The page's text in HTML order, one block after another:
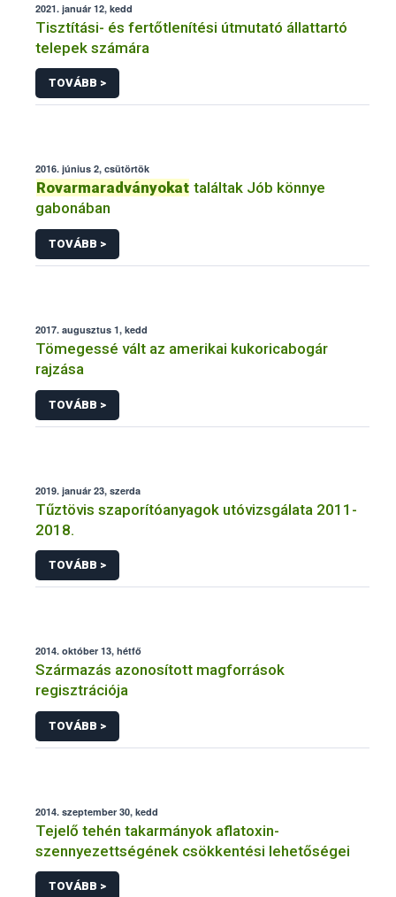
2021. január 12, kedd
Tisztítási- és fertőtlenítési útmutató állattartó
telepek számára
TOVÁBB >
2016. június 2, csütörtök
Rovarmaradványokat találtak Jób könnye
gabonában
TOVÁBB >
2017. augusztus 1, kedd
Tömegessé vált az amerikai kukoricabogár
rajzása
TOVÁBB >
2019. január 23, szerda
Tűztövis szaporítóanyagok utóvizsgálata 2011-
2018.
TOVÁBB >
2014. október 13, hétfő
Származás azonosított magforrások
regisztrációja
TOVÁBB >
2014. szeptember 30, kedd
Tejelő tehén takarmányok aflatoxin-
szennyezettségének csökkentési lehetőségei
TOVÁBB >